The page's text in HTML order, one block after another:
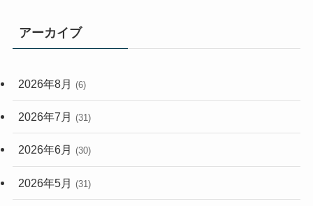
(33)
(248)
アーカイブ
2026年8月 (6)
2026年7月 (31)
2026年6月 (30)
2026年5月 (31)